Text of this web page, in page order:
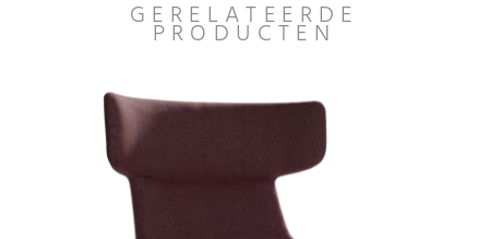
GERELATEERDE
PRODUCTEN